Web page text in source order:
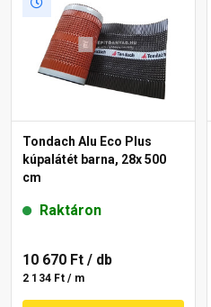
Tondach Alu Eco Plus
kúpalátét barna, 28x 500
cm
Raktáron
10 670 Ft / db
2 134 Ft / m